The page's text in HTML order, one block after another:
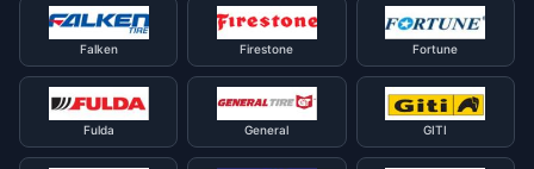
Falken Firestone Fortune
Fulda General GITI